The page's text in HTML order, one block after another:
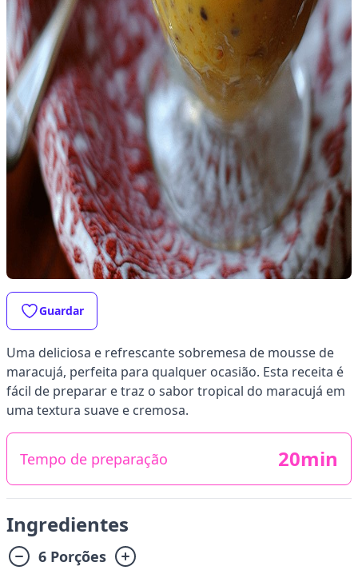
Guardar
Uma deliciosa e refrescante sobremesa de mousse de
maracujá, perfeita para qualquer ocasião. Esta receita é
fácil de preparar e traz o sabor tropical do maracujá em
uma textura suave e cremosa.
Tempo de preparação 20min
Ingredientes
6 Porções